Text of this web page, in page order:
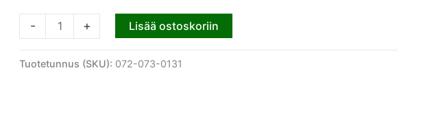
- + Lisää ostoskoriin
Tuotetunnus (SKU): 072-073-0131